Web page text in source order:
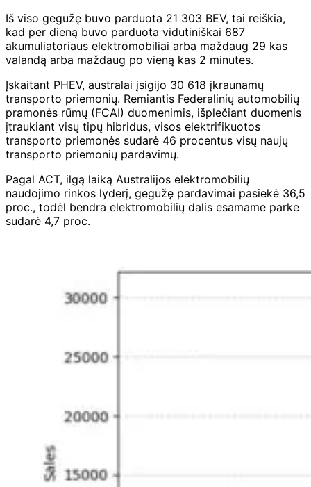
Iš viso gegužę buvo parduota 21 303 BEV, tai reiškia,
kad per dieną buvo parduota vidutiniškai 687
akumuliatoriaus elektromobiliai arba maždaug 29 kas
valandą arba maždaug po vieną kas 2 minutes.
Įskaitant PHEV, australai įsigijo 30 618 įkraunamų
transporto priemonių. Remiantis Federalinių automobilių
pramonės rūmų (FCAI) duomenimis, išplečiant duomenis
įtraukiant visų tipų hibridus, visos elektrifikuotos
transporto priemonės sudarė 46 procentus visų naujų
transporto priemonių pardavimų.
Pagal ACT, ilgą laiką Australijos elektromobilių
naudojimo rinkos lyderį, gegužę pardavimai pasiekė 36,5
proc., todėl bendra elektromobilių dalis esamame parke
sudarė 4,7 proc.